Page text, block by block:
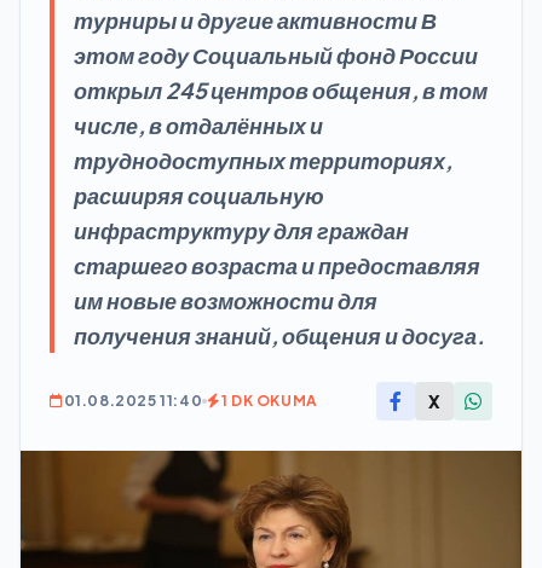
турниры и другие активности В
этом году Социальный фонд России
открыл 245 центров общения, в том
числе, в отдалённых и
труднодоступных территориях,
расширяя социальную
инфраструктуру для граждан
старшего возраста и предоставляя
им новые возможности для
получения знаний, общения и досуга.
01.08.2025 11:40 1 DK OKUMA X